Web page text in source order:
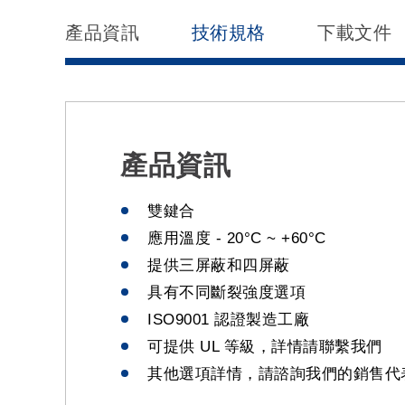
產品資訊 技術規格 下載文件
產品資訊
雙鍵合
應用溫度 - 20°C ~ +60°C
提供三屏蔽和四屏蔽
具有不同斷裂強度選項
ISO9001 認證製造工廠
可提供 UL 等級，詳情請聯繫我們
其他選項詳情，請諮詢我們的銷售代